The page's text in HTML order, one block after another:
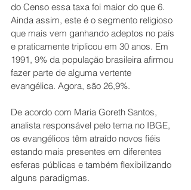
do Censo essa taxa foi maior do que 6.
Ainda assim, este é o segmento religioso
que mais vem ganhando adeptos no país
e praticamente triplicou em 30 anos. Em
1991, 9% da população brasileira afirmou
fazer parte de alguma vertente
evangélica. Agora, são 26,9%.
De acordo com Maria Goreth Santos,
analista responsável pelo tema no IBGE,
os evangélicos têm atraído novos fiéis
estando mais presentes em diferentes
esferas públicas e também flexibilizando
alguns paradigmas.